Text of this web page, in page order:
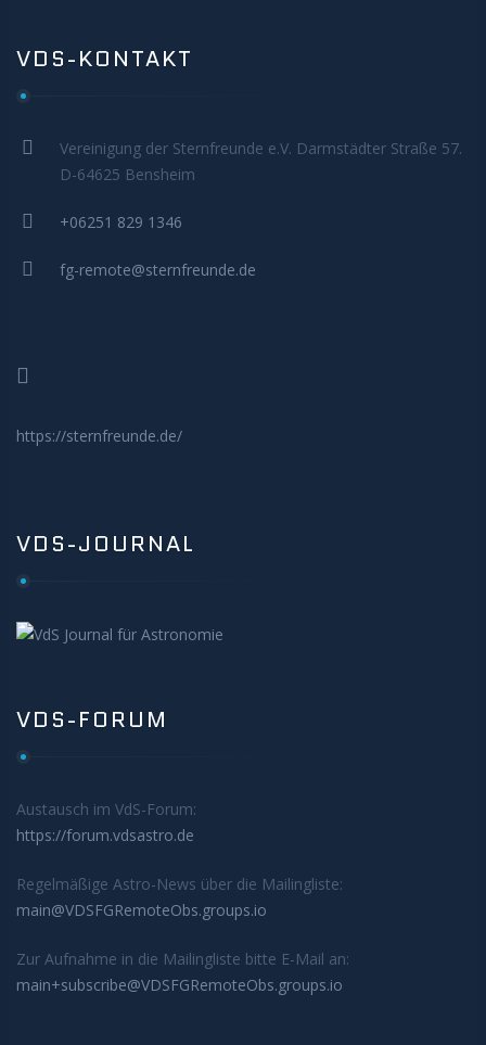
VDS-KONTAKT
Vereinigung der Sternfreunde e.V. Darmstädter Straße 57.
D-64625 Bensheim
+06251 829 1346
fg-remote@sternfreunde.de
https://sternfreunde.de/
VDS-JOURNAL
VDS-FORUM
Austausch im VdS-Forum:
https://forum.vdsastro.de
Regelmäßige Astro-News über die Mailingliste:
main@VDSFGRemoteObs.groups.io
Zur Aufnahme in die Mailingliste bitte E-Mail an:
main+subscribe@VDSFGRemoteObs.groups.io